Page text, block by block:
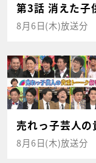
第3話 消えた子
8月6日(木)放送分
売れっ子芸人
8月6日(木)放送分